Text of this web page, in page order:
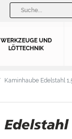
WERKZEUGE UND
LÖTTECHNIK
Kaminhaube Edelstahl